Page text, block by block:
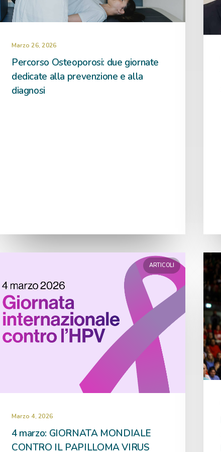
Marzo 26, 2026
Percorso Osteoporosi: due giornate
dedicate alla prevenzione e alla
diagnosi
ARTICOLI
Marzo 4, 2026
4 marzo: GIORNATA MONDIALE
CONTRO IL PAPILLOMA VIRUS